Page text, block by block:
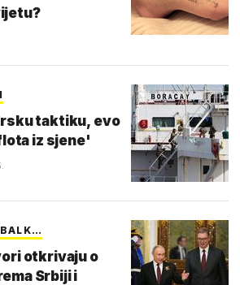
taktiku, evo
iz sjene'
otkrivaju o
Srbiji i